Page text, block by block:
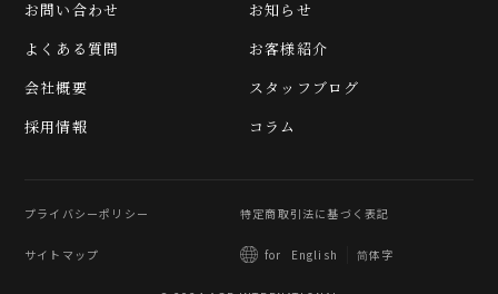
お知らせ
お客様紹介
スタッフブログ
コラム
お問い合わせ
よくある質問
会社概要
採用情報
プライバシーポリシー 特定商取引法に基づく表記
サイトマップ for English 简体字